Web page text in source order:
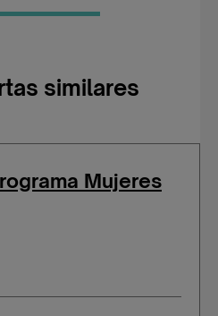
similares
Mujeres